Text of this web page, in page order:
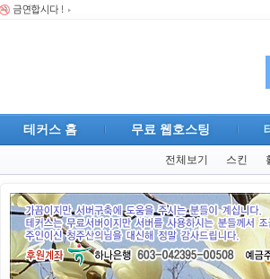
테커스 홈 무료 웹호스팅
전체보기 스킨